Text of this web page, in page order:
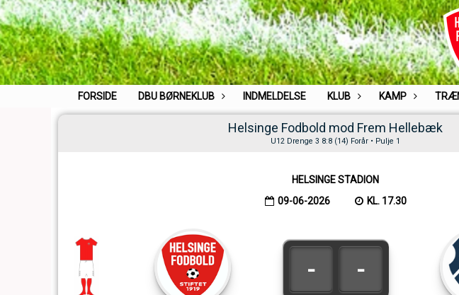
FORSIDE DBU BØRNEKLUB INDMELDELSE KLUB KAMP
Helsinge Fodbold mod Frem Hellebæk
U12 Drenge 3 8:8 (14) Forår • Pulje 1
HELSINGE STADION
09-06-2026
KL. 17.30
- -